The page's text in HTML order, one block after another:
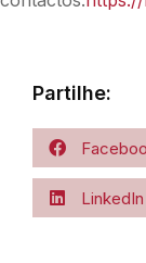
Partilhe:
LinkedIn